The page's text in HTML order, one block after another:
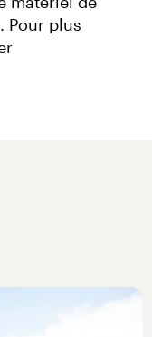
Pour plus